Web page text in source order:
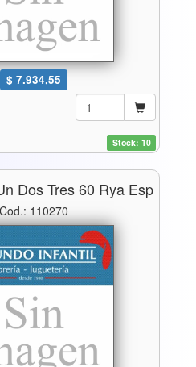
$ 7.934,55
Stock: 10
Dos Tres 60 Rya Esp
Cod.: 110270